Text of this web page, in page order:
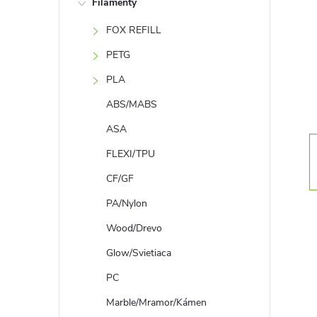
FOX REFILL
PETG
PLA
ABS/MABS
ASA
FLEXI/TPU
CF/GF
PA/Nylon
Wood/Drevo
Glow/Svietiaca
PC
Marble/Mramor/Kámen